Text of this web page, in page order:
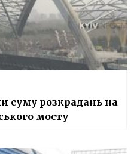
суму розкрадань на
мосту